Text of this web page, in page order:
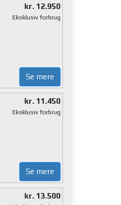
kr. 12.950
Eksklusiv forbrug
Se mere
kr. 11.450
Eksklusiv forbrug
Se mere
kr. 13.500